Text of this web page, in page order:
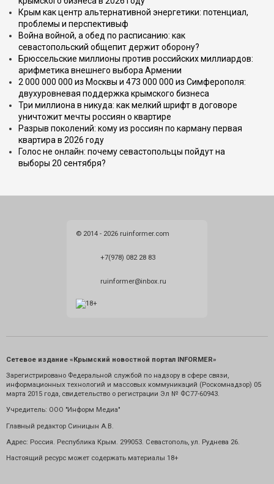
Крым как центр альтернативной энергетики: потенциал,
проблемы и перспективыф
Война войной, а обед по расписанию: как
севастопольский общепит держит оборону?
Брюссельские миллионы против российских миллиардов:
арифметика внешнего выбора Армении
2 000 000 000 из Москвы и 473 000 000 из Симферополя:
двухуровневая поддержка крымского бизнеса
Три миллиона в никуда: как мелкий шрифт в договоре
уничтожит мечты россиян о квартире
Разрыв поколений: кому из россиян по карману первая
квартира в 2026 году
Голос не онлайн: почему севастопольцы пойдут на
выборы 20 сентября?
© 2014 - 2026 ruinformer.com
+7(978) 082 28 83
ruinformer@inbox.ru
Сетевое издание «Крымский новостной портал INFORMER»
Зарегистрировано Федеральной службой по надзору в сфере связи,
информационных технологий и массовых коммуникаций (Роскомнадзор) 05
марта 2015 года, свидетельство о регистрации Эл № ФС77-60943.
Учредитель: ООО "Информ Медиа"
Главный редактор Синицын А.В.
Адрес: Россия. Республика Крым. 299053. Севастополь, ул. Руднева 26.
Настоящий ресурс может содержать материалы 18+